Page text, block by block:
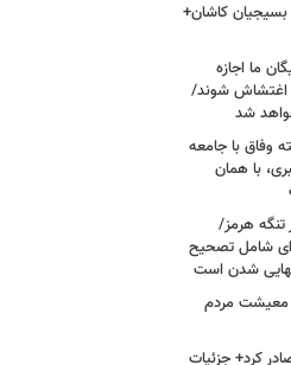
بسیجیان کاشان+
ما اجازه
اغتشاش شوند/
شد
وفاق با جامعه
با همان
تنگه هرمز/
شامل تصحیح
نهایی شدن است
معیشت مردم
کرد+ جزئیات